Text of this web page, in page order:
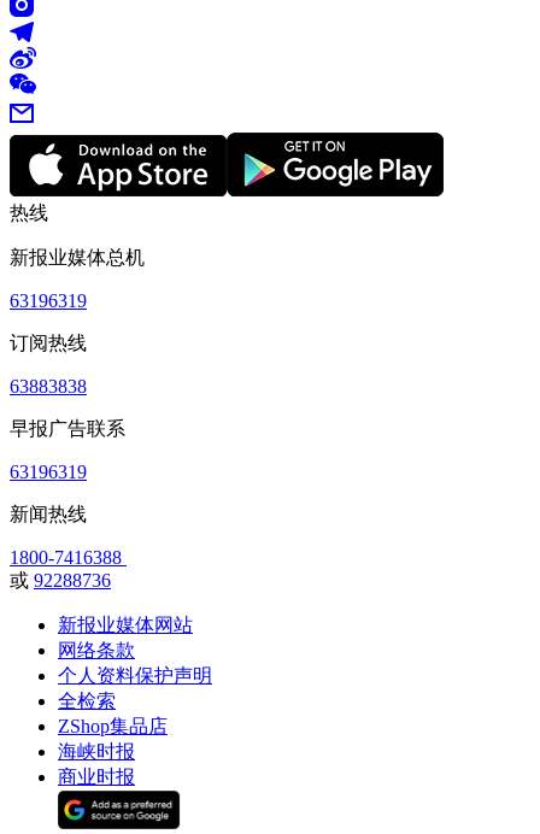
热线
新报业媒体总机
63196319
订阅热线
63883838
早报广告联系
63196319
新闻热线
1800-7416388
或 92288736
新报业媒体网站
网络条款
个人资料保护声明
全检索
ZShop集品店
海峡时报
商业时报